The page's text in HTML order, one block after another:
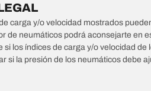
carga y/o velocidad mostrados
de neumáticos podrá aconsejarte en
si los índices de carga y/o velocidad
si la presión de los neumáticos debe